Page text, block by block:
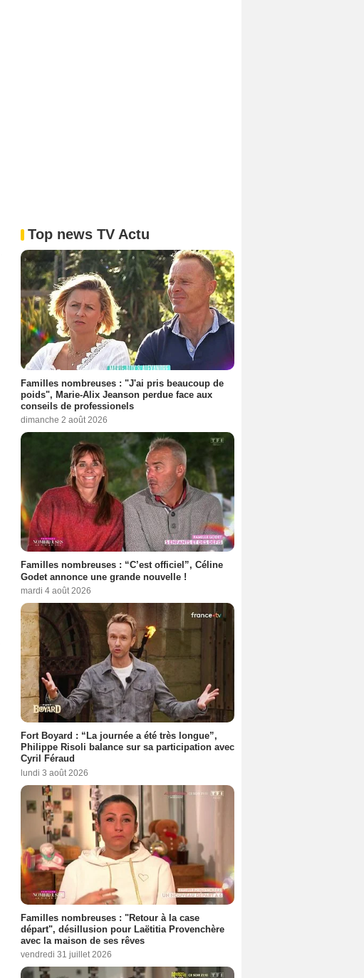
Top news TV Actu
Familles nombreuses : "J'ai pris beaucoup de
poids", Marie-Alix Jeanson perdue face aux
conseils de professionels
dimanche 2 août 2026
Familles nombreuses : “C’est officiel”, Céline
Godet annonce une grande nouvelle !
mardi 4 août 2026
Fort Boyard : “La journée a été très longue”,
Philippe Risoli balance sur sa participation avec
Cyril Féraud
lundi 3 août 2026
Familles nombreuses : "Retour à la case
départ", désillusion pour Laëtitia Provenchère
avec la maison de ses rêves
vendredi 31 juillet 2026